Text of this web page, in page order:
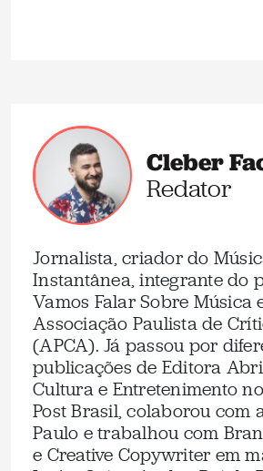
Cleber
Redator
Jornalista, criador do
Instantânea, integrante do
Vamos Falar Sobre Música
Associação Paulista de
(APCA). Já passou por
publicações de Editora
Cultura e Entretenimento
Post Brasil, colaborou com
Paulo e trabalhou com
e Creative Copywriter em